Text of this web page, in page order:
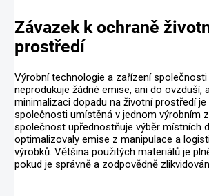
Závazek k ochraně
prostředí
Výrobní technologie a zařízení
neprodukuje žádné emise, ani do ovzduší,
minimalizaci dopadu na životní prostředí
společnosti umístěná v jednom výrobním
společnost upřednostňuje výběr místních
optimalizovaly emise z manipulace a
výrobků. Většina použitých materiálů je
pokud je správně a zodpovědně